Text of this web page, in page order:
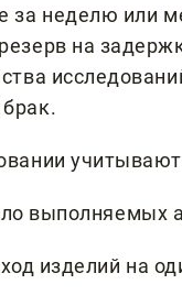
за неделю или
на
выполняемых
изделий на